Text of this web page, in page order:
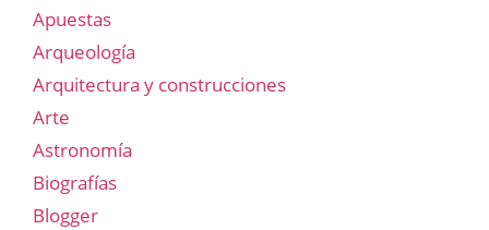
Apuestas
Arqueología
Arquitectura y construcciones
Arte
Astronomía
Biografías
Blogger